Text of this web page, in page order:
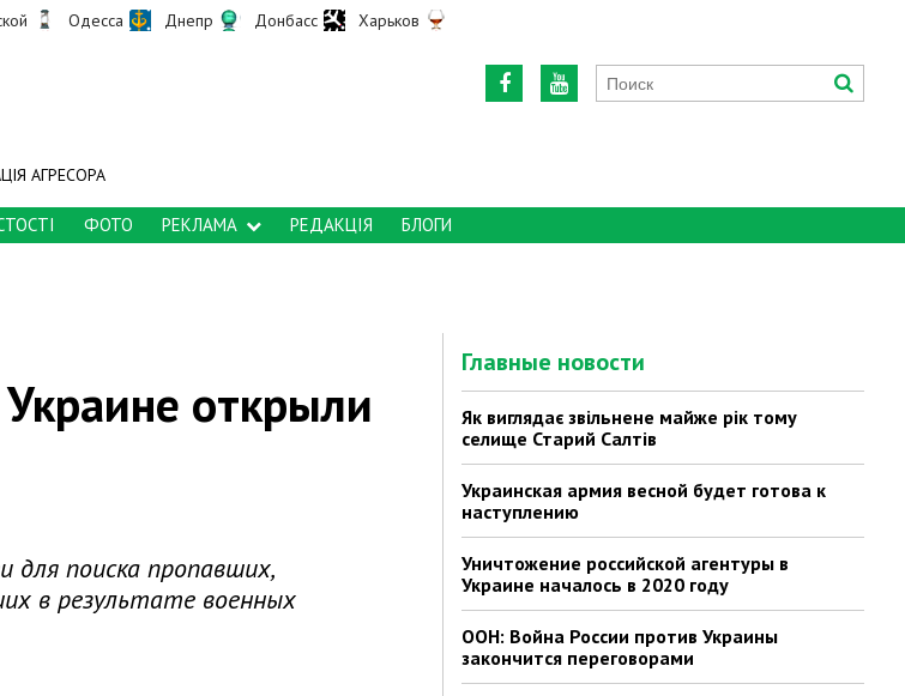
Одесса Днепр Донбасс Харьков
АГРЕСОРА
ФОТО РЕКЛАМА РЕДАКЦІЯ БЛОГИ
открыли
для поиска пропавших,
в результате военных
Главные новости
Як виглядає звільнене майже рік тому
селище Старий Салтів
Украинская армия весной будет готова к
наступлению
Уничтожение российской агентуры в
Украине началось в 2020 году
ООН: Война России против Украины
закончится переговорами